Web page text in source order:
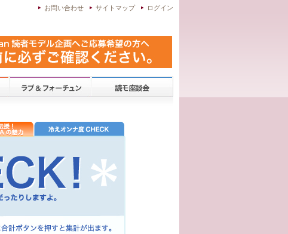
ログイン
サイトマップ
お問い合わせ